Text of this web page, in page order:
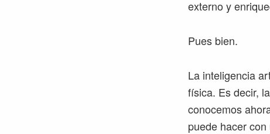
externo y
Pues bien.
La inteligencia
física. Es decir,
conocemos
puede hacer